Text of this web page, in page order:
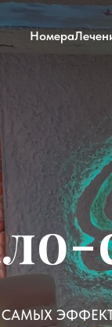
Номера